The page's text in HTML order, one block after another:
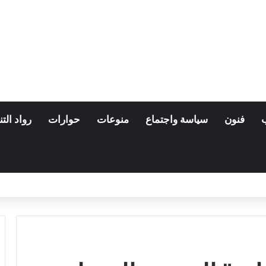
فنون سياسة واجتماع منوعات حوارات رواد